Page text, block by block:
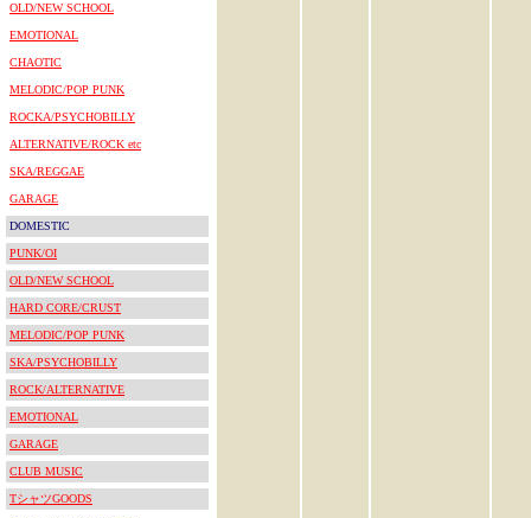
OLD/NEW SCHOOL
EMOTIONAL
CHAOTIC
MELODIC/POP PUNK
ROCKA/PSYCHOBILLY
ALTERNATIVE/ROCK etc
SKA/REGGAE
GARAGE
DOMESTIC
PUNK/OI
OLD/NEW SCHOOL
HARD CORE/CRUST
MELODIC/POP PUNK
SKA/PSYCHOBILLY
ROCK/ALTERNATIVE
EMOTIONAL
GARAGE
CLUB MUSIC
TシャツGOODS